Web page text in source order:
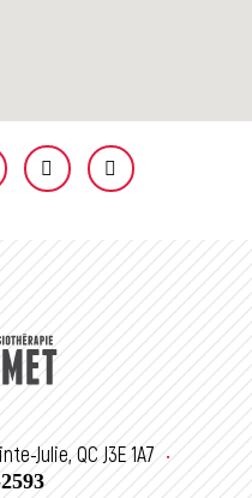
Julie, QC J3E 1A7 •